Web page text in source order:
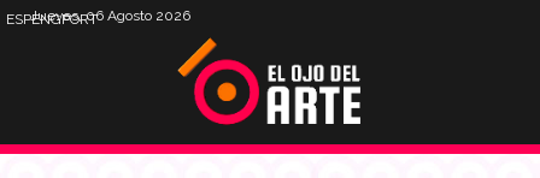
Jueves, 06 Agosto 2026
ESPENGPORT